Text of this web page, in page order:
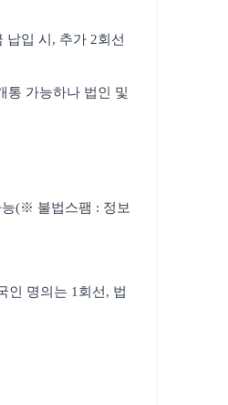
입 시, 추가 2회선
통 가능하나 법인 및
능(※ 불법스팸 : 정보
인 명의는 1회선, 법